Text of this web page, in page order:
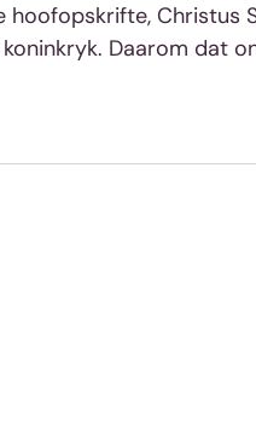
Christus
Daarom dat